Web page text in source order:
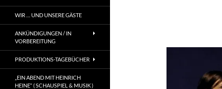
WIR … UND UNSERE GÄSTE
ANKÜNDIGUNGEN / IN
VORBEREITUNG
PRODUKTIONS-TAGEBÜCHER
„EIN ABEND MIT HEINRICH
HEINE“ ( SCHAUSPIEL & MUSIK )